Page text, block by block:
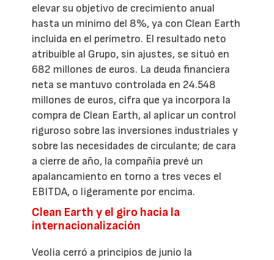
elevar su objetivo de crecimiento anual
hasta un mínimo del 8%, ya con Clean Earth
incluida en el perímetro. El resultado neto
atribuible al Grupo, sin ajustes, se situó en
682 millones de euros. La deuda financiera
neta se mantuvo controlada en 24.548
millones de euros, cifra que ya incorpora la
compra de Clean Earth, al aplicar un control
riguroso sobre las inversiones industriales y
sobre las necesidades de circulante; de cara
a cierre de año, la compañía prevé un
apalancamiento en torno a tres veces el
EBITDA, o ligeramente por encima.
Clean Earth y el giro hacia la
internacionalización
Veolia cerró a principios de junio la